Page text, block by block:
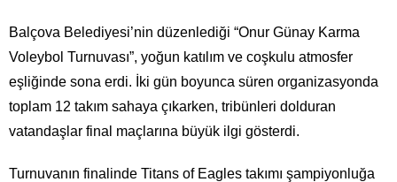
Balçova Belediyesi’nin düzenlediği “Onur Günay Karma
Voleybol Turnuvası”, yoğun katılım ve coşkulu atmosfer
eşliğinde sona erdi. İki gün boyunca süren organizasyonda
toplam 12 takım sahaya çıkarken, tribünleri dolduran
vatandaşlar final maçlarına büyük ilgi gösterdi.
Turnuvanın finalinde Titans of Eagles takımı şampiyonluğa